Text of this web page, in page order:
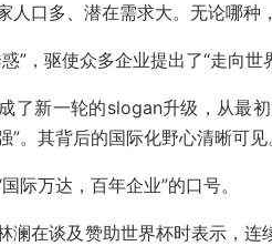
人口多、潜在需求大。无论哪种
”，驱使众多企业提出了“走向世
了新一轮的slogan升级，从最
”。其背后的国际化野心清晰可见
际万达，百年企业”的口号。
澜在谈及赞助世界杯时表示，